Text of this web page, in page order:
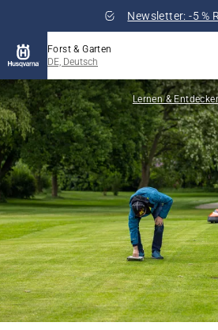
Newsletter: -5 %
Forst & Garten
DE, Deutsch
Lernen &